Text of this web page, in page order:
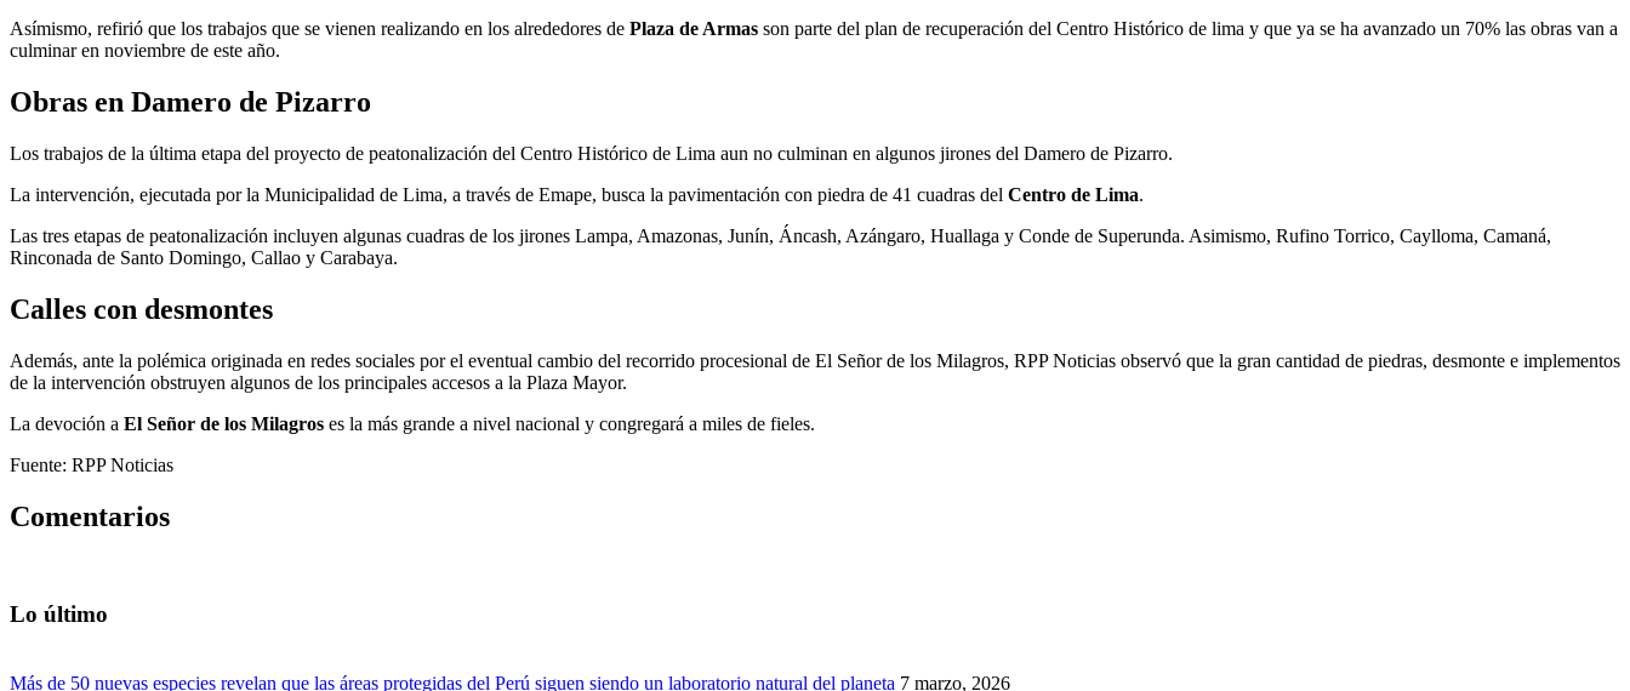
Asímismo, refirió que los trabajos que se vienen realizando en los alrededores de Plaza de Armas son parte del plan de recuperación del Centro Histórico de lima y que ya se ha avanzado un 70% las obras van a
culminar en noviembre de este año.
Obras en Damero de Pizarro
Los trabajos de la última etapa del proyecto de peatonalización del Centro Histórico de Lima aun no culminan en algunos jirones del Damero de Pizarro.
La intervención, ejecutada por la Municipalidad de Lima, a través de Emape, busca la pavimentación con piedra de 41 cuadras del Centro de Lima.
Las tres etapas de peatonalización incluyen algunas cuadras de los jirones Lampa, Amazonas, Junín, Áncash, Azángaro, Huallaga y Conde de Superunda. Asimismo, Rufino Torrico, Caylloma, Camaná,
Rinconada de Santo Domingo, Callao y Carabaya.
Calles con desmontes
Además, ante la polémica originada en redes sociales por el eventual cambio del recorrido procesional de El Señor de los Milagros, RPP Noticias observó que la gran cantidad de piedras, desmonte e implementos
de la intervención obstruyen algunos de los principales accesos a la Plaza Mayor.
La devoción a El Señor de los Milagros es la más grande a nivel nacional y congregará a miles de fieles.
Fuente: RPP Noticias
Comentarios
Lo último
Más de 50 nuevas especies revelan que las áreas protegidas del Perú siguen siendo un laboratorio natural del planeta 7 marzo, 2026